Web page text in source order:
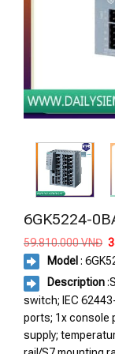
6GK5224-
59.810.000VNĐ
Model :
Description
switch; IEC
ports; 1x console
supply;